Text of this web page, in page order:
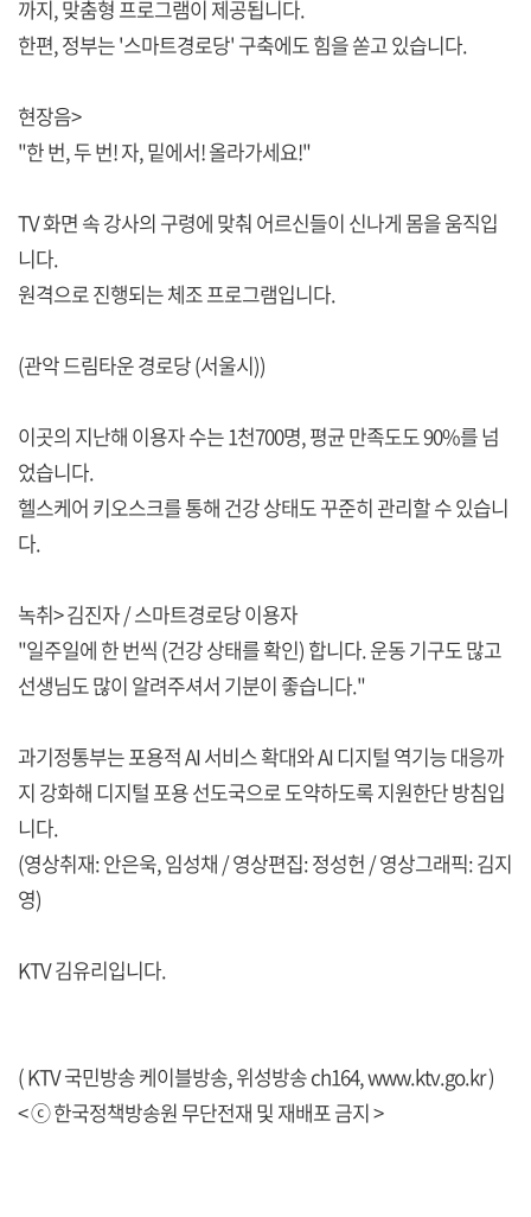
까지, 맞춤형 프로그램이 제공됩니다.
한편, 정부는 '스마트경로당' 구축에도 힘을 쏟고 있습니다.
현장음>
"한 번, 두 번! 자, 밑에서! 올라가세요!"
TV 화면 속 강사의 구령에 맞춰 어르신들이 신나게 몸을 움직입
니다.
원격으로 진행되는 체조 프로그램입니다.
(관악 드림타운 경로당 (서울시))
이곳의 지난해 이용자 수는 1천700명, 평균 만족도도 90%를 넘
었습니다.
헬스케어 키오스크를 통해 건강 상태도 꾸준히 관리할 수 있습니
다.
녹취> 김진자 / 스마트경로당 이용자
"일주일에 한 번씩 (건강 상태를 확인) 합니다. 운동 기구도 많고
선생님도 많이 알려주셔서 기분이 좋습니다."
과기정통부는 포용적 AI 서비스 확대와 AI 디지털 역기능 대응까
지 강화해 디지털 포용 선도국으로 도약하도록 지원한단 방침입
니다.
(영상취재: 안은욱, 임성채 / 영상편집: 정성헌 / 영상그래픽: 김지
영)
KTV 김유리입니다.
( KTV 국민방송 케이블방송, 위성방송 ch164,www.ktv.go.kr)
< ⓒ 한국정책방송원 무단전재 및 재배포 금지 >